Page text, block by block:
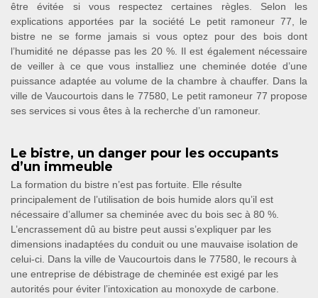
être évitée si vous respectez certaines règles. Selon les
explications apportées par la société Le petit ramoneur 77, le
bistre ne se forme jamais si vous optez pour des bois dont
l’humidité ne dépasse pas les 20 %. Il est également nécessaire
de veiller à ce que vous installiez une cheminée dotée d’une
puissance adaptée au volume de la chambre à chauffer. Dans la
ville de Vaucourtois dans le 77580, Le petit ramoneur 77 propose
ses services si vous êtes à la recherche d’un ramoneur.
Le bistre, un danger pour les occupants
d’un immeuble
La formation du bistre n’est pas fortuite. Elle résulte
principalement de l’utilisation de bois humide alors qu’il est
nécessaire d’allumer sa cheminée avec du bois sec à 80 %.
L’encrassement dû au bistre peut aussi s’expliquer par les
dimensions inadaptées du conduit ou une mauvaise isolation de
celui-ci. Dans la ville de Vaucourtois dans le 77580, le recours à
une entreprise de débistrage de cheminée est exigé par les
autorités pour éviter l’intoxication au monoxyde de carbone.